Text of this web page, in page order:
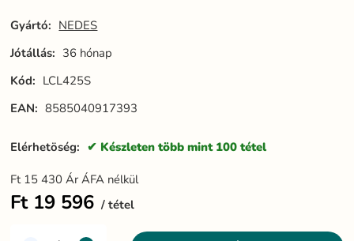
Gyártó: NEDES
Jótállás: 36 hónap
Kód: LCL425S
EAN: 8585040917393
Elérhetöség: Készleten több mint 100 tétel
Ft 15 430 Ár ÁFA nélkül
Ft 19 596 tétel